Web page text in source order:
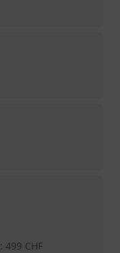
: 499 CHF